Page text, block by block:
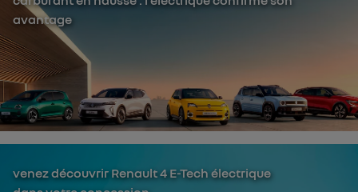
avantage
venez découvrir Renault 4 E-Tech électrique